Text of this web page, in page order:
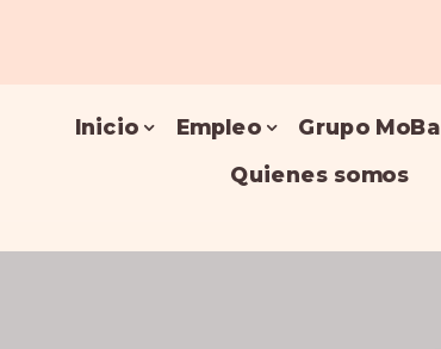
Inicio Empleo Grupo MoBa
Quienes somos